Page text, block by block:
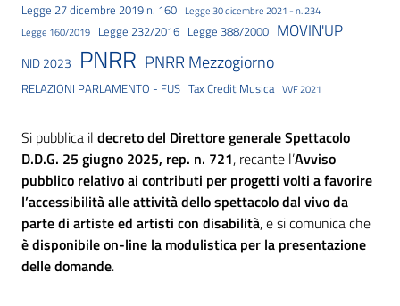
Legge 27 dicembre 2019 n. 160
Legge 30 dicembre 2021 - n. 234
Legge 160/2019
Legge 232/2016 Legge 388/2000 MOVIN'UP
NID 2023 PNRR PNRR Mezzogiorno
RELAZIONI PARLAMENTO - FUS Tax Credit Musica VVF 2021
Si pubblica il decreto del Direttore generale Spettacolo
D.D.G. 25 giugno 2025, rep. n. 721, recante l’Avviso
pubblico relativo ai contributi per progetti volti a favorire
l’accessibilità alle attività dello spettacolo dal vivo da
parte di artiste ed artisti con disabilità, e si comunica che
è disponibile on-line la modulistica per la presentazione
delle domande.